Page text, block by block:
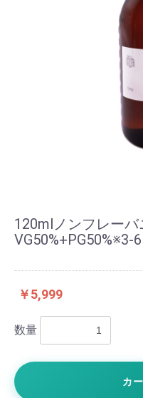
120mlノンフレー
VG50%+PG50%※3-
￥5,999
数量
カ